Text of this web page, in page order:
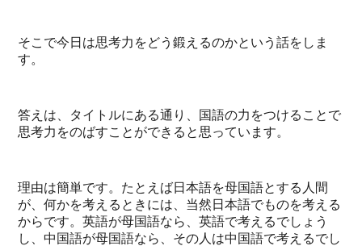
そこで今日は思考力をどう鍛えるのかという話をしま
す。
答えは、タイトルにある通り、国語の力をつけることで
思考力をのばすことができると思っています。
理由は簡単です。たとえば日本語を母国語とする人間
が、何かを考えるときには、当然日本語でものを考える
からです。英語が母国語なら、英語で考えるでしょう
し、中国語が母国語なら、その人は中国語で考えるでし